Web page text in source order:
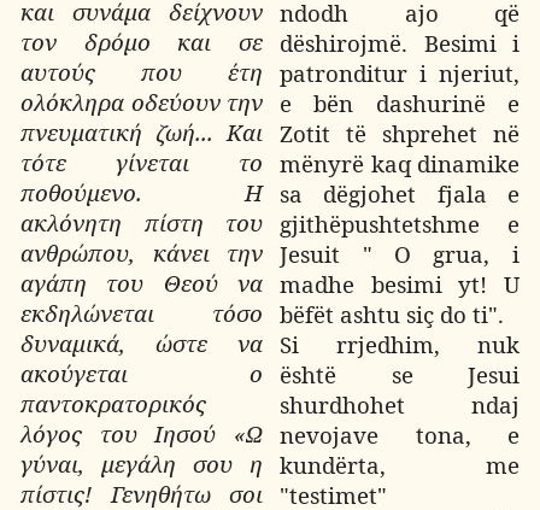
και συνάμα δείχνουν
τον δρόμο και σε
αυτούς που έτη
ολόκληρα οδεύουν την
πνευματική ζωή... Και
τότε γίνεται το
ποθούμενο. Η
ακλόνητη πίστη του
ανθρώπου, κάνει την
αγάπη του Θεού να
εκδηλώνεται τόσο
δυναμικά, ώστε να
ακούγεται ο
παντοκρατορικός
λόγος του Ιησού «Ω
γύναι, μεγάλη σου η
πίστις! Γενηθήτω σοι
ndodh ajo që
dëshirojmë. Besimi i
patronditur i njeriut,
e bën dashurinë e
Zotit të shprehet në
mënyrë kaq dinamike
sa dëgjohet fjala e
gjithëpushtetshme e
Jesuit " O grua, i
madhe besimi yt! U
bëfët ashtu siç do ti".
Si rrjedhim, nuk
është se Jesui
shurdhohet ndaj
nevojave tona, e
kundërta, me
"testimet"